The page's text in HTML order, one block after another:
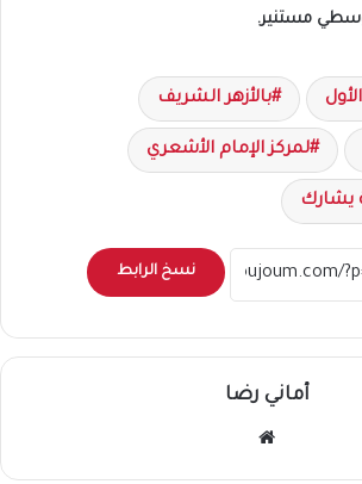
مستنير.
بالأزهر الشريف
لمركز الإمام الأشعري
يشارك
نسخ الرابط
أماني رضا